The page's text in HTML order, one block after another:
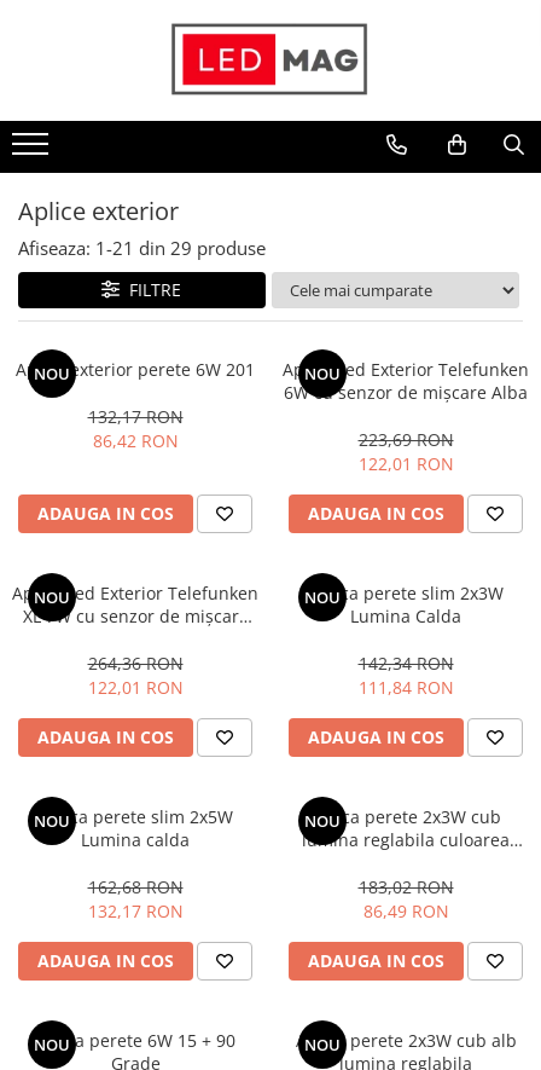
Iluminat interior
Candelabre
Lustre LED
Plafoniere
Spoturi Led
Aplice Baie
Aplice perete
Accesorii iluminat
Becuri LED
Lustre suspendate
Pendul industrial
Sina Magnetica Slim
Iluminat exterior
Lampi solare
Proiectoare led
Aplice exterior
Iluminat tehnic
Panouri led
Proiectoare led hale
Lampi led
Semne luminoase
In functie de destinatie
Aplice exterior
Afiseaza: 1-21 din 29 produse
FILTRE
NOU
Aplica exterior perete 6W 201
132,17 RON
86,42 RON
ADAUGA IN COS
NOU
Aplica Led Exterior Telefunken
6W cu senzor de mișcare Alba
223,69 RON
122,01 RON
ADAUGA IN COS
NOU
Aplica Led Exterior Telefunken
XL 7W cu senzor de mișcare
264,36 RON
122,01 RON
ADAUGA IN COS
NOU
Aplica perete slim 2x3W
Lumina Calda
142,34 RON
111,84 RON
ADAUGA IN COS
NOU
Aplica perete slim 2x5W
Lumina calda
162,68 RON
132,17 RON
ADAUGA IN COS
NOU
Aplica perete 2x3W cub
lumina reglabila culoarea
183,02 RON
86,49 RON
ADAUGA IN COS
NOU
Aplica perete 6W 15 + 90
Grade
NOU
Aplica perete 2x3W cub alb
lumina reglabila